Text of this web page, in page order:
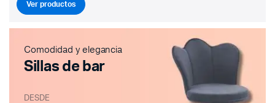
Ver productos
Comodidad y elegancia
Sillas de bar
DESDE